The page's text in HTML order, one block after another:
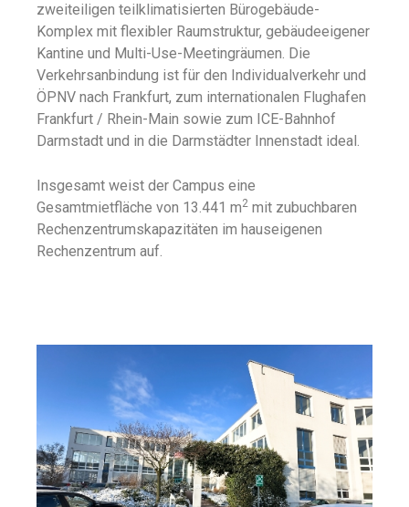
zweiteiligen teilklimatisierten Bürogebäude-
Komplex mit flexibler Raumstruktur, gebäudeeigener
Kantine und Multi-Use-Meetingräumen. Die
Verkehrsanbindung ist für den Individualverkehr und
ÖPNV nach Frankfurt, zum internationalen Flughafen
Frankfurt / Rhein-Main sowie zum ICE-Bahnhof
Darmstadt und in die Darmstädter Innenstadt ideal.
Insgesamt weist der Campus eine
Gesamtmietfläche von 13.441 m2 mit zubuchbaren
Rechenzentrumskapazitäten im hauseigenen
Rechenzentrum auf.